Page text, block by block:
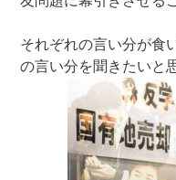
それぞれの言い分が食
の言い分を聞きたいと